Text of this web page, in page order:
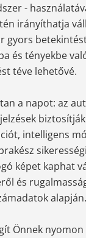
-
irányíthatja
gyors
és tényekbe
téve lehetővé.
a napot: az
intelligens
képet kaphat
és
alapján.
Önnek